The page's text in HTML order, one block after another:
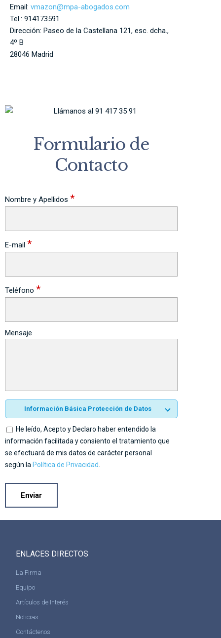
Email: vmazon@mpa-abogados.com
Tel.: 914173591
Dirección: Paseo de la Castellana 121, esc. dcha.,
4º B
28046 Madrid
Formulario de
Contacto
Nombre y Apellidos *
E-mail *
Teléfono *
Mensaje
Información Básica Protección de Datos
He leído, Acepto y Declaro haber entendido la
información facilitada y consiento el tratamiento que
se efectuará de mis datos de carácter personal
según la Política de Privacidad
ENLACES DIRECTOS
La Firma
Equipo
Artículos de Interés
Noticias
Contáctenos